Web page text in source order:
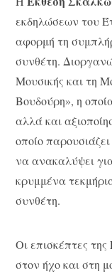
εκδηλώσεων του
αφορμή τη
συνθέτη.
Μουσικής και τη
Βουδούρη», η
αλλά και
οποίο
να ανακαλύψει
κρυμμένα
συνθέτη.
Οι επισκέπτες
στον ήχο και στη